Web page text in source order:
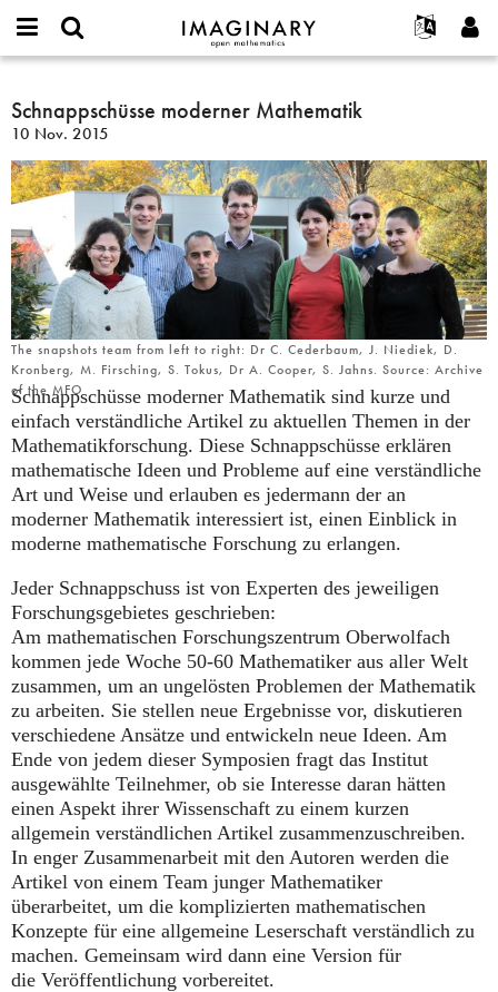
IMAGINARY
open
Français
한국어
Español
Türkçe
Programme
Hands-on
Filme
Texte
Ausstellungen
Mehr...
Projekte
Kontakt
or
username
*
Passwort
Neues Benutzerkonto erstellen
Neues Passwort anfordern
Suche
Schnappschüsse
moderner
Mathematik
Schnappschüsse moderner Mathematik
10 Nov. 2015
The snapshots team from left to right: Dr C. Cederbaum, J. Niediek, D.
Kronberg, M. Firsching, S. Tokus, Dr A. Cooper, S. Jahns. Source: Archive
of the MFO
Schnappschüsse moderner Mathematik sind kurze und
einfach verständliche Artikel zu aktuellen Themen in der
Mathematikforschung. Diese Schnappschüsse erklären
mathematische Ideen und Probleme auf eine verständliche
Art und Weise und erlauben es jedermann der an
moderner Mathematik interessiert ist, einen Einblick in
moderne mathematische Forschung zu erlangen.
Jeder Schnappschuss ist von Experten des jeweiligen
Forschungsgebietes geschrieben:
Am mathematischen Forschungszentrum Oberwolfach
kommen jede Woche 50-60 Mathematiker aus aller Welt
zusammen, um an ungelösten Problemen der Mathematik
zu arbeiten. Sie stellen neue Ergebnisse vor, diskutieren
verschiedene Ansätze und entwickeln neue Ideen. Am
Ende von jedem dieser Symposien fragt das Institut
ausgewählte Teilnehmer, ob sie Interesse daran hätten
einen Aspekt ihrer Wissenschaft zu einem kurzen
allgemein verständlichen Artikel zusammenzuschreiben.
In enger Zusammenarbeit mit den Autoren werden die
Artikel von einem Team junger Mathematiker
überarbeitet, um die komplizierten mathematischen
Konzepte für eine allgemeine Leserschaft verständlich zu
machen. Gemeinsam wird dann eine Version für
die Veröffentlichung vorbereitet.